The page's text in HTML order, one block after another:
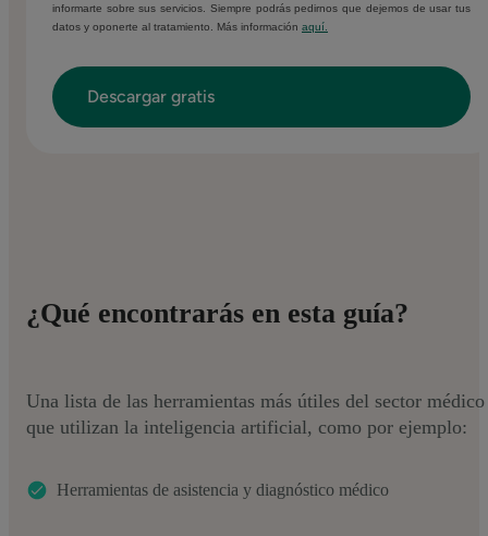
informarte sobre sus servicios. Siempre podrás pedirnos que dejemos de usar tus
datos y oponerte al tratamiento. Más información aquí.
¿Qué encontrarás en esta guía?
Una lista de las herramientas más útiles del sector médico
que utilizan la inteligencia artificial, como por ejemplo:
Herramientas de asistencia y diagnóstico médico